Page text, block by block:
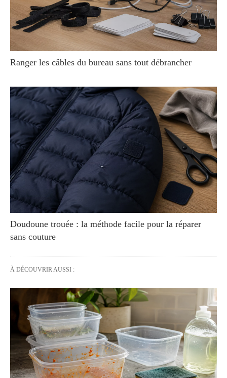
Ranger les câbles du bureau sans tout débrancher
Doudoune trouée : la méthode facile pour la réparer
sans couture
À DÉCOUVRIR AUSSI :